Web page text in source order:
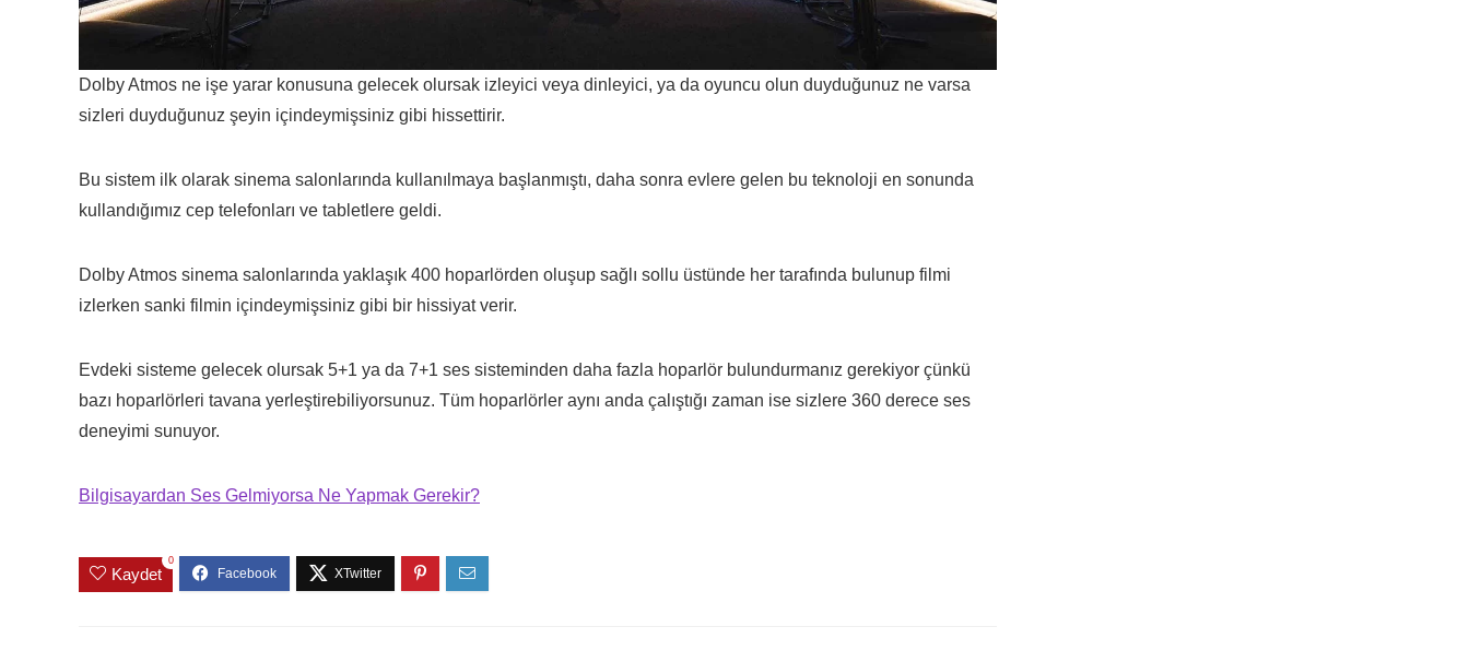
Dolby Atmos ne işe yarar konusuna gelecek olursak izleyici veya dinleyici, ya da oyuncu olun duyduğunuz ne varsa
sizleri duyduğunuz şeyin içindeymişsiniz gibi hissettirir.
Bu sistem ilk olarak sinema salonlarında kullanılmaya başlanmıştı, daha sonra evlere gelen bu teknoloji en sonunda
kullandığımız cep telefonları ve tabletlere geldi.
Dolby Atmos sinema salonlarında yaklaşık 400 hoparlörden oluşup sağlı sollu üstünde her tarafında bulunup filmi
izlerken sanki filmin içindeymişsiniz gibi bir hissiyat verir.
Evdeki sisteme gelecek olursak 5+1 ya da 7+1 ses sisteminden daha fazla hoparlör bulundurmanız gerekiyor çünkü
bazı hoparlörleri tavana yerleştirebiliyorsunuz. Tüm hoparlörler aynı anda çalıştığı zaman ise sizlere 360 derece ses
deneyimi sunuyor.
Bilgisayardan Ses Gelmiyorsa Ne Yapmak Gerekir?
Kaydet
0